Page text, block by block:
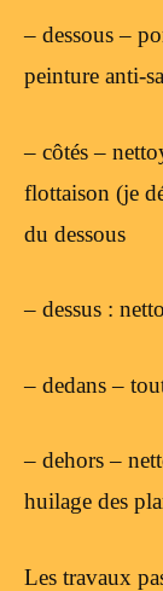
– dessous –
peinture anti-
– côtés –
flottaison (je
du dessous
– dessus :
– dedans –
– dehors –
huilage des
Les travaux